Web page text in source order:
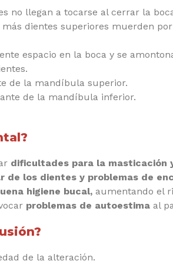
no llegan a tocarse al cerrar la
dientes superiores muerden
espacio en la boca y se
de la mandíbula superior.
de la mandíbula inferior.
dificultades para la masticación
de los dientes y problemas de
higiene bucal, aumentando el
problemas de autoestima al
de la alteración.